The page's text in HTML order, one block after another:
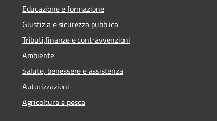
Educazione e formazione
Giustizia e sicurezza pubblica
Tributi,finanze e contravvenzioni
Ambiente
Salute, benessere e assistenza
Autorizzazioni
Agricoltura e pesca